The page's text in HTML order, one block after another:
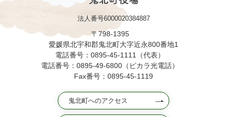
法人番号6000020384887
〒798-1395
愛媛県北宇和郡鬼北町大字近永800番地1
電話番号：0895-45-1111（代表）
電話番号：0895-49-6800（ピカラ光電話）
Fax番号：0895-45-1119
鬼北町へのアクセス